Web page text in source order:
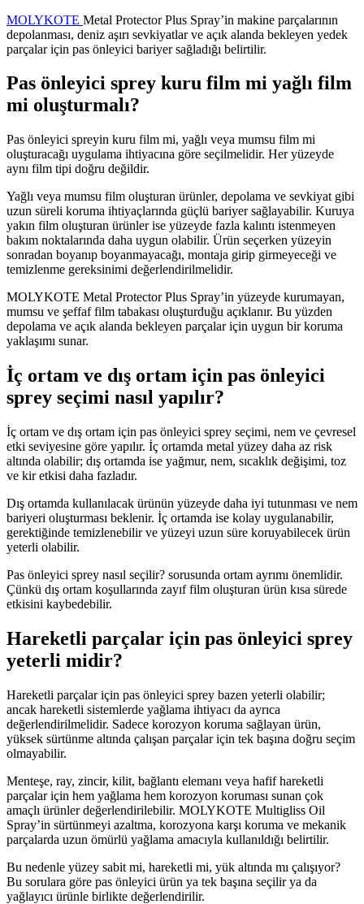
MOLYKOTE Metal Protector Plus Spray’in makine parçalarının
depolanması, deniz aşırı sevkiyatlar ve açık alanda bekleyen yedek
parçalar için pas önleyici bariyer sağladığı belirtilir.
Pas önleyici sprey kuru film mi yağlı film
mi oluşturmalı?
Pas önleyici spreyin kuru film mi, yağlı veya mumsu film mi
oluşturacağı uygulama ihtiyacına göre seçilmelidir. Her yüzeyde
aynı film tipi doğru değildir.
Yağlı veya mumsu film oluşturan ürünler, depolama ve sevkiyat gibi
uzun süreli koruma ihtiyaçlarında güçlü bariyer sağlayabilir. Kuruya
yakın film oluşturan ürünler ise yüzeyde fazla kalıntı istenmeyen
bakım noktalarında daha uygun olabilir. Ürün seçerken yüzeyin
sonradan boyanıp boyanmayacağı, montaja girip girmeyeceği ve
temizlenme gereksinimi değerlendirilmelidir.
MOLYKOTE Metal Protector Plus Spray’in yüzeyde kurumayan,
mumsu ve şeffaf film tabakası oluşturduğu açıklanır. Bu yüzden
depolama ve açık alanda bekleyen parçalar için uygun bir koruma
yaklaşımı sunar.
İç ortam ve dış ortam için pas önleyici
sprey seçimi nasıl yapılır?
İç ortam ve dış ortam için pas önleyici sprey seçimi, nem ve çevresel
etki seviyesine göre yapılır. İç ortamda metal yüzey daha az risk
altında olabilir; dış ortamda ise yağmur, nem, sıcaklık değişimi, toz
ve kir etkisi daha fazladır.
Dış ortamda kullanılacak ürünün yüzeyde daha iyi tutunması ve nem
bariyeri oluşturması beklenir. İç ortamda ise kolay uygulanabilir,
gerektiğinde temizlenebilir ve yüzeyi uzun süre koruyabilecek ürün
yeterli olabilir.
Pas önleyici sprey nasıl seçilir? sorusunda ortam ayrımı önemlidir.
Çünkü dış ortam koşullarında zayıf film oluşturan ürün kısa sürede
etkisini kaybedebilir.
Hareketli parçalar için pas önleyici sprey
yeterli midir?
Hareketli parçalar için pas önleyici sprey bazen yeterli olabilir;
ancak hareketli sistemlerde yağlama ihtiyacı da ayrıca
değerlendirilmelidir. Sadece korozyon koruma sağlayan ürün,
yüksek sürtünme altında çalışan parçalar için tek başına doğru seçim
olmayabilir.
Menteşe, ray, zincir, kilit, bağlantı elemanı veya hafif hareketli
parçalar için hem yağlama hem korozyon koruması sunan çok
amaçlı ürünler değerlendirilebilir. MOLYKOTE Multigliss Oil
Spray’in sürtünmeyi azaltma, korozyona karşı koruma ve mekanik
parçalarda uzun ömürlü yağlama amacıyla kullanıldığı belirtilir.
Bu nedenle yüzey sabit mi, hareketli mi, yük altında mı çalışıyor?
Bu sorulara göre pas önleyici ürün ya tek başına seçilir ya da
yağlayıcı ürünle birlikte değerlendirilir.